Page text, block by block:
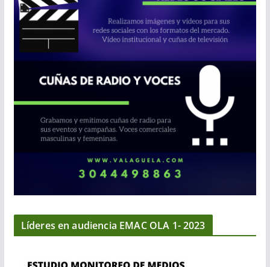
Líderes en audiencia EMAC OLA 1- 2023